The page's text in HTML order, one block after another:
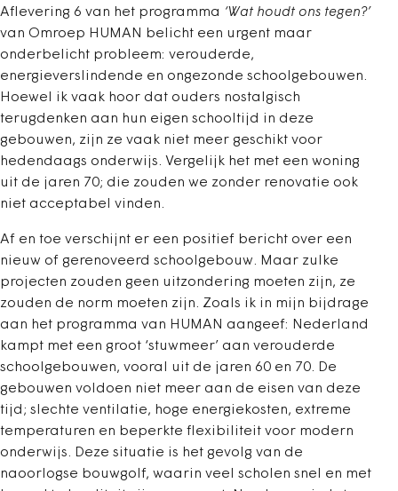
Aflevering 6 van het programma ‘Wat houdt ons tegen?’
van Omroep HUMAN belicht een urgent maar
onderbelicht probleem: verouderde,
energieverslindende en ongezonde schoolgebouwen.
Hoewel ik vaak hoor dat ouders nostalgisch
terugdenken aan hun eigen schooltijd in deze
gebouwen, zijn ze vaak niet meer geschikt voor
hedendaags onderwijs. Vergelijk het met een woning
uit de jaren 70; die zouden we zonder renovatie ook
niet acceptabel vinden.
Af en toe verschijnt er een positief bericht over een
nieuw of gerenoveerd schoolgebouw. Maar zulke
projecten zouden geen uitzondering moeten zijn, ze
zouden de norm moeten zijn. Zoals ik in mijn bijdrage
aan het programma van HUMAN aangeef: Nederland
kampt met een groot ‘stuwmeer’ aan verouderde
schoolgebouwen, vooral uit de jaren 60 en 70. De
gebouwen voldoen niet meer aan de eisen van deze
tijd; slechte ventilatie, hoge energiekosten, extreme
temperaturen en beperkte flexibiliteit voor modern
onderwijs. Deze situatie is het gevolg van de
naoorlogse bouwgolf, waarin veel scholen snel en met